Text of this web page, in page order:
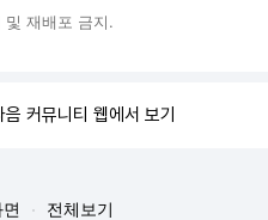
재배포 금지.
커뮤니티 웹에서 보기
전체보기